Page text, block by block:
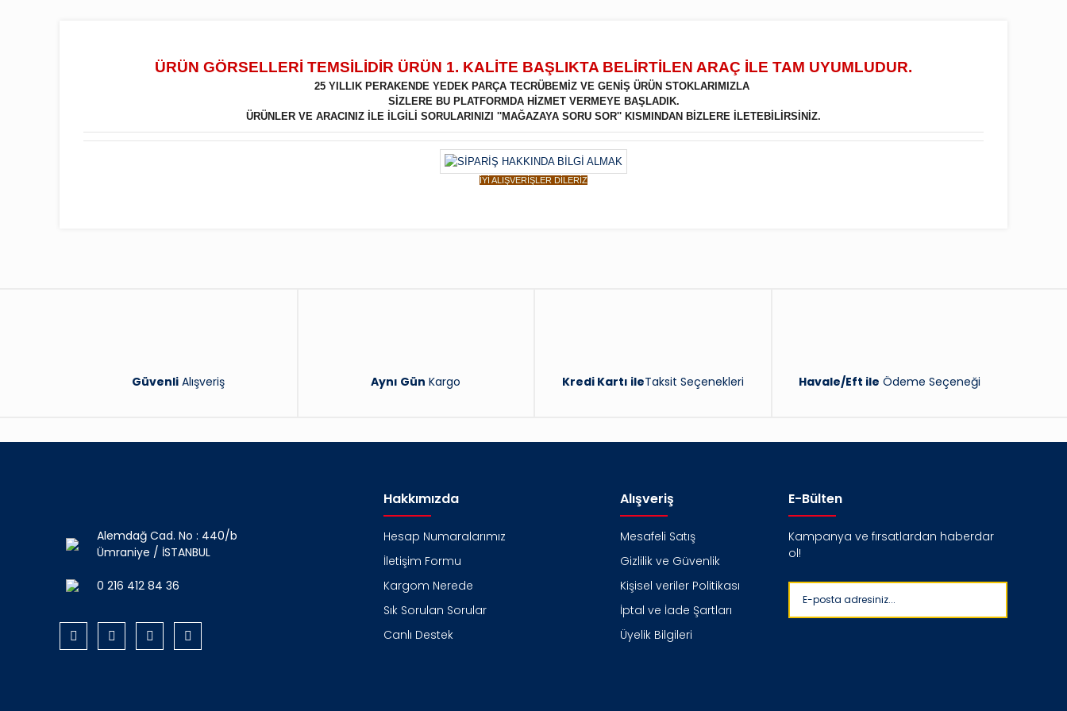
ÜRÜN GÖRSELLERİ TEMSİLİDİR ÜRÜN 1. KALİTE BAŞLIKTA BELİRTİLEN ARAÇ İLE TAM UYUMLUDUR.
25 YILLIK PERAKENDE YEDEK PARÇA TECRÜBEMİZ VE GENİŞ ÜRÜN STOKLARIMIZLA
SİZLERE BU PLATFORMDA HİZMET VERMEYE BAŞLADIK.
ÜRÜNLER VE ARACINIZ İLE İLGİLİ SORULARINIZI ''MAĞAZAYA SORU SOR'' KISMINDAN BİZLERE İLETEBİLİRSİNİZ.
İYİ ALIŞVERİŞLER DİLERİZ
GüvenliAlışveriş Aynı Gün Kargo Kredi Kartı ileTaksit Seçenekleri Havale/Eft ile Ödeme Seçeneği
Alemdağ Cad. No : 440/b
Ümraniye / İSTANBUL
0 216 412 84 36
Hakkımızda
Hesap Numaralarımız
İletişim Formu
Kargom Nerede
Sık Sorulan Sorular
Canlı Destek
Alışveriş
Mesafeli Satış
Gizlilik ve Güvenlik
Kişisel veriler Politikası
İptal ve İade Şartları
Üyelik Bilgileri
E-Bülten
Kampanya ve fırsatlardan haberdar
ol!